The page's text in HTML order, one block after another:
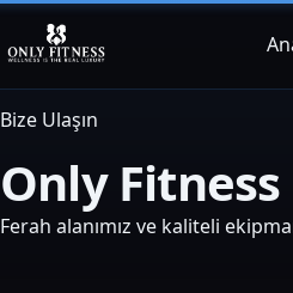
Bize Ulaşın
Only
Ferah alanımız ve kaliteli